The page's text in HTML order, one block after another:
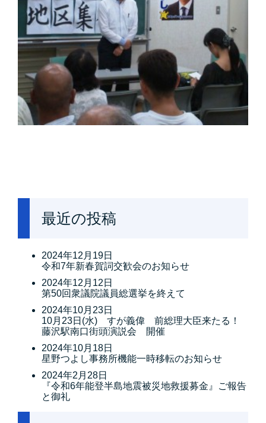
最近の投稿
2024年12月19日
令和7年新春賀詞交歓会のお知らせ
2024年12月12日
第50回衆議院議員総選挙を終えて
2024年10月23日
10月23日(水) すが義偉 前総理大臣来たる！
藤沢駅南口街頭演説会 開催
2024年10月18日
星野つよし事務所機能一時移転のお知らせ
2024年2月28日
『令和6年能登半島地震被災地救援募金』ご報告
と御礼